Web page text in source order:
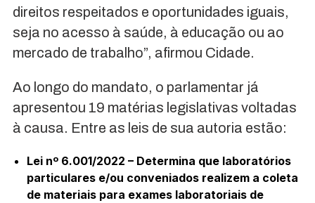
direitos respeitados e oportunidades iguais,
seja no acesso à saúde, à educação ou ao
mercado de trabalho”, afirmou Cidade.
Ao longo do mandato, o parlamentar já
apresentou 19 matérias legislativas voltadas
à causa. Entre as leis de sua autoria estão:
Lei nº 6.001/2022 – Determina que laboratórios
particulares e/ou conveniados realizem a coleta
de materiais para exames laboratoriais de